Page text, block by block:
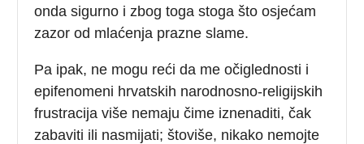
onda sigurno i zbog toga stoga što osjećam
zazor od mlaćenja prazne slame.
Pa ipak, ne mogu reći da me očiglednosti i
epifenomeni hrvatskih narodnosno-religijskih
frustracija više nemaju čime iznenaditi, čak
zabaviti ili nasmijati; štoviše, nikako nemojte